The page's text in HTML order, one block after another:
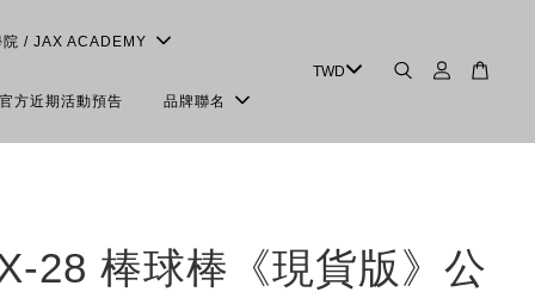
/ JAX ACADEMY
方近期活動預告 品牌聯名
28 棒球棒《現貨版》公